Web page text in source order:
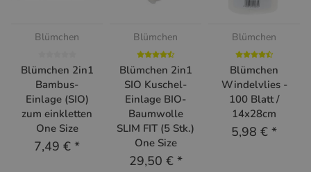
Blümchen
Blümchen 2in1
Bambus-
Einlage (SIO)
zum einkletten
One Size
7,49 € *
Blümchen
Blümchen 2in1
SIO Kuschel-
Einlage BIO-
Baumwolle
SLIM FIT (5 Stk.)
One Size
29,50 € *
Blümchen
Blümchen
Windelvlies -
100 Blatt /
14x28cm
5,98 € *